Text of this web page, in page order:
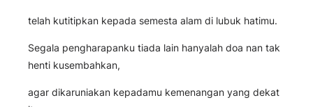
telah kutitipkan kepada semesta alam di lubuk hatimu.
Segala pengharapanku tiada lain hanyalah doa nan tak
henti kusembahkan,
agar dikaruniakan kepadamu kemenangan yang dekat